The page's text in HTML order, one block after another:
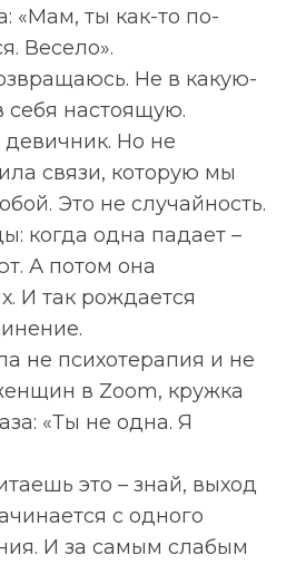
«Мам, ты как-то по-
Весело».
Не в какую-
себя настоящую.
Но не
связи, которую мы
Это не случайность.
когда одна падает –
А потом она
И так рождается
не психотерапия и не
в Zoom, кружка
«Ты не одна. Я
это – знай, выход
с одного
И за самым слабым